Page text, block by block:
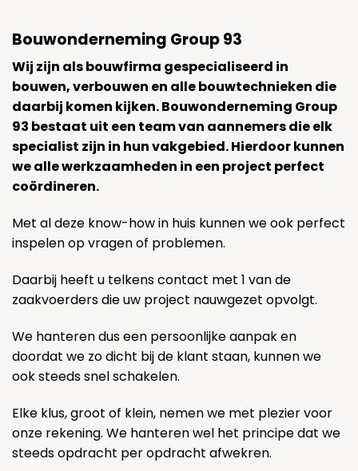
Bouwonderneming Group 93
Wij zijn als bouwfirma gespecialiseerd in
bouwen, verbouwen en alle bouwtechnieken die
daarbij komen kijken. Bouwonderneming Group
93 bestaat uit een team van aannemers die elk
specialist zijn in hun vakgebied. Hierdoor kunnen
we alle werkzaamheden in een project perfect
coördineren.
Met al deze know-how in huis kunnen we ook perfect
inspelen op vragen of problemen.
Daarbij heeft u telkens contact met 1 van de
zaakvoerders die uw project nauwgezet opvolgt.
We hanteren dus een persoonlijke aanpak en
doordat we zo dicht bij de klant staan, kunnen we
ook steeds snel schakelen.
Elke klus, groot of klein, nemen we met plezier voor
onze rekening. We hanteren wel het principe dat we
steeds opdracht per opdracht afwekren.